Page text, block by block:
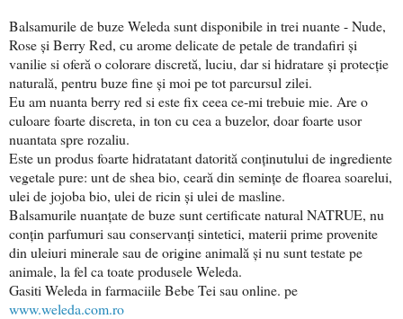
Balsamurile de buze Weleda sunt disponibile in trei nuante - Nude,
Rose și Berry Red, cu arome delicate de petale de trandafiri și
vanilie si oferă o colorare discretă, luciu, dar si hidratare și protecție
naturală, pentru buze fine și moi pe tot parcursul zilei.
Eu am nuanta berry red si este fix ceea ce-mi trebuie mie. Are o
culoare foarte discreta, in ton cu cea a buzelor, doar foarte usor
nuantata spre rozaliu.
Este un produs foarte hidratatant datorită conținutului de ingrediente
vegetale pure: unt de shea bio, ceară din semințe de floarea soarelui,
ulei de jojoba bio, ulei de ricin și ulei de masline.
Balsamurile nuanțate de buze sunt certificate natural NATRUE, nu
conțin parfumuri sau conservanți sintetici, materii prime provenite
din uleiuri minerale sau de origine animală și nu sunt testate pe
animale, la fel ca toate produsele Weleda.
Gasiti Weleda in farmaciile Bebe Tei sau online. pe
www.weleda.com.ro